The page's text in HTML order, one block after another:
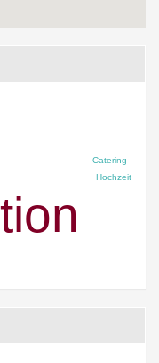
Hochzeit
Catering